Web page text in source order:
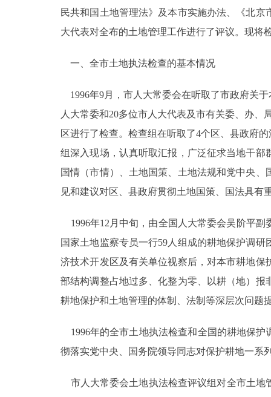
12345网上接诉即办
绿色北京
多语种
DEUTSCH
ITALIANO
民共和国土地管理法》及本市实施办法、《北
大代表对全布的土地管理工作进行了评议。现将
一、全市土地执法检查的基本情况
1996年9月，市人大常委会在听取了市政府关
人大常委和20多位市人大代表及市有关委、办
区进行了检查。检查组在听取了4个区、县政府
组深入现场，认真听取汇报，广泛征求当地干
国情（市情）、土地国策、土地法规和党中央
见和建议对区、县政府贯彻土地国策、国法具有
1996年12月中旬，由全国人大常委会吴阶平副
国家土地监察专员一行59人组成的耕地保护调
济技术开发区及有关单位视察后，对本市耕地
部结构调整占地过多、化整为零、以耕（地）
耕地保护和土地管理的体制、法制等深层次问题
1996年的全市土地执法检查和全国的耕地保护
彻落实党中央、国务院领导同志对保护耕地一系
市人大常委会土地执法检查评议组对全市土地